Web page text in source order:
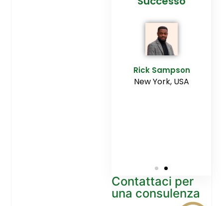
Rick Sampson
New York, USA
Contattaci per
una consulenza